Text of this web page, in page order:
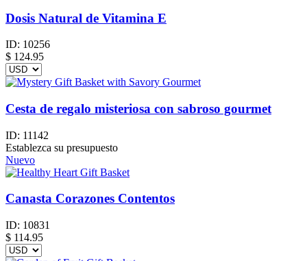
Dosis Natural de Vitamina E
ID: 10256
$ 124.95
Cesta de regalo misteriosa con sabroso gourmet
ID: 11142
Establezca su presupuesto
Nuevo
Canasta Corazones Contentos
ID: 10831
$ 114.95